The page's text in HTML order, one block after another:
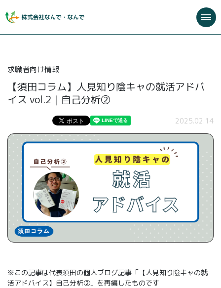
求職者向け情報
【須田コラム】人見知り陰キャの就活アドバ
イス vol.2｜自己分析②
2025.02.14
※この記事は代表須田の個人ブログ記事「【人見知り陰キャの就
活アドバイス】自己分析②」を再編したものです